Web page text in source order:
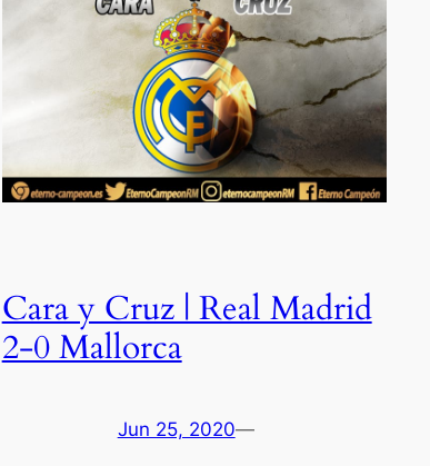
Cara y Cruz | Real Madrid
2-0 Mallorca
Jun 25, 2020—